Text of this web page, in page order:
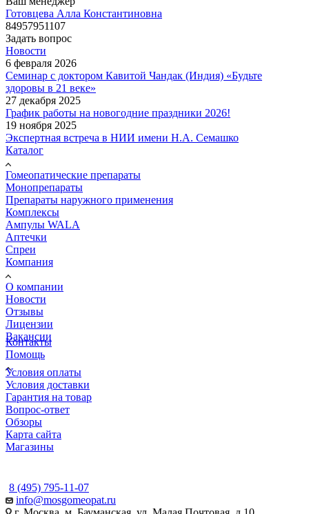
Готовцева Алла Константиновна
84957951107
Задать вопрос
Новости
6 февраля 2026
Семинар с доктором Кавитой Чандак (Индия) «Будьте
здоровы в 21 веке»
27 декабря 2025
График работы на новогодние праздники 2026!
19 ноября 2025
Экспертная встреча в НИИ имени Н.А. Семашко
Каталог
Гомеопатические препараты
Монопрепараты
Препараты наружного применения
Комплексы
Ампулы WALA
Аптечки
Спреи
Компания
О компании
Новости
Отзывы
Лицензии
Вакансии
Контакты
Помощь
Условия оплаты
Условия доставки
Гарантия на товар
Вопрос-ответ
Обзоры
Карта сайта
Магазины
8 (495) 795-11-07
info@mosgomeopat.ru